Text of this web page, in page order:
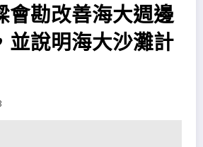
會勘改善海大週邊
並說明海大沙灘計